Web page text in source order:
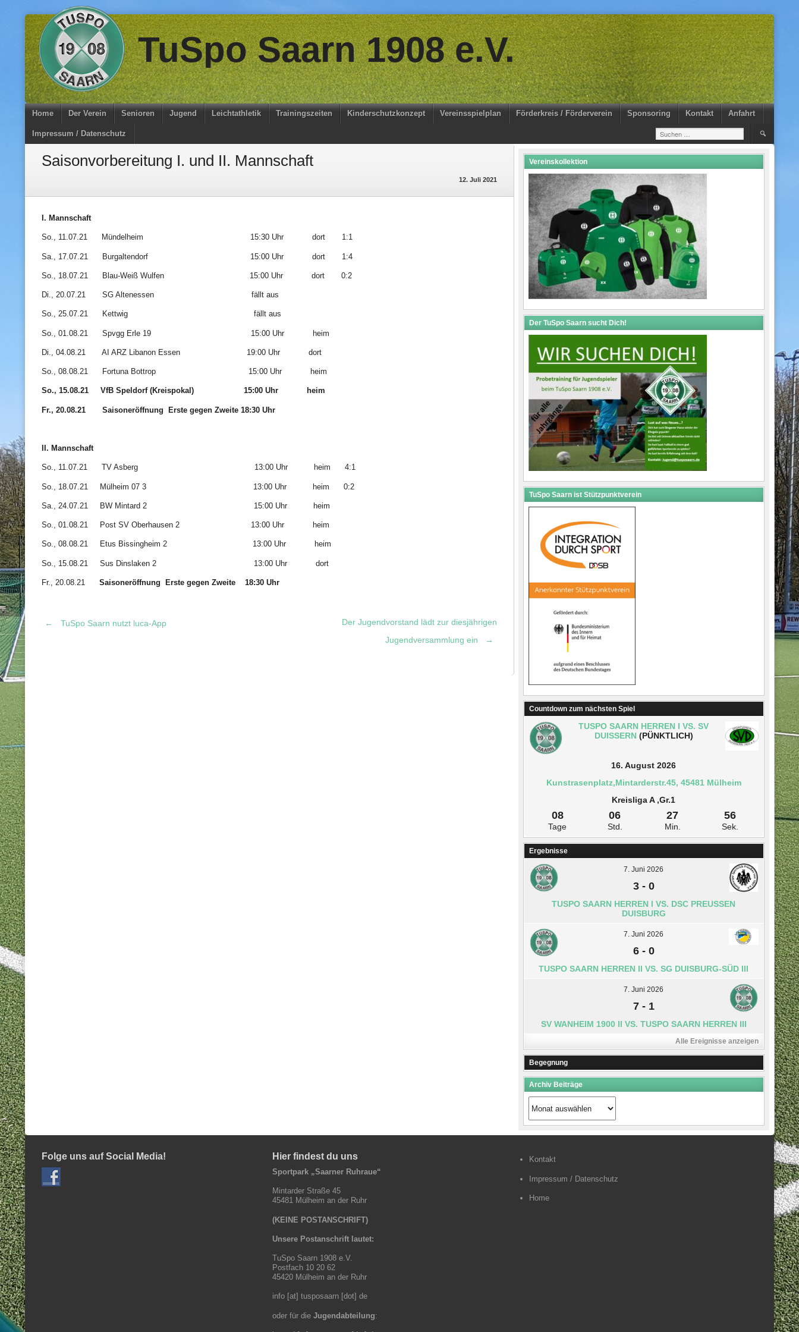
Skip
to
content
TuSpo Saarn 1908 e.V.
Home Der Verein Senioren Jugend Leichtathletik Trainingszeiten Kinderschutzkonzept Vereinsspielplan Förderkreis / Förderverein Sponsoring Kontakt Anfahrt
Impressum / Datenschutz
Suchen
Saisonvorbereitung I. und II. Mannschaft
12. Juli 2021
I. Mannschaft
So., 11.07.21 Mündelheim 15:30 Uhr dort 1:1
Sa., 17.07.21 Burgaltendorf 15:00 Uhr dort 1:4
So., 18.07.21 Blau-Weiß Wulfen 15:00 Uhr dort 0:2
Di., 20.07.21 SG Altenessen fällt aus
So., 25.07.21 Kettwig fällt aus
So., 01.08.21 Spvgg Erle 19 15:00 Uhr heim
Di., 04.08.21 AI ARZ Libanon Essen 19:00 Uhr dort
So., 08.08.21 Fortuna Bottrop 15:00 Uhr heim
So., 15.08.21 VfB Speldorf (Kreispokal) 15:00 Uhr heim
Fr., 20.08.21 Saisoneröffnung Erste gegen Zweite 18:30 Uhr
II. Mannschaft
So., 11.07.21 TV Asberg 13:00 Uhr heim 4:1
So., 18.07.21 Mülheim 07 3 13:00 Uhr heim 0:2
Sa., 24.07.21 BW Mintard 2 15:00 Uhr heim
So., 01.08.21 Post SV Oberhausen 2 13:00 Uhr heim
So., 08.08.21 Etus Bissingheim 2 13:00 Uhr heim
So., 15.08.21 Sus Dinslaken 2 13:00 Uhr dort
Fr., 20.08.21 Saisoneröffnung Erste gegen Zweite 18:30 Uhr
Post
← TuSpo Saarn nutzt luca-App
Der Jugendvorstand lädt zur diesjährigen
Jugendversammlung ein
→
Vereinskollektion
Der TuSpo Saarn sucht Dich!
TuSpo Saarn ist Stützpunktverein
Countdown zum nächsten Spiel
TUSPO SAARN HERREN I VS. SV
DUISSERN(PÜNKTLICH)
16. August 2026
Kunstrasenplatz,Mintarderstr.45, 45481 Mülheim
Kreisliga A ,Gr.1
08
Tage
06
Std.
27
Min.
55
Sek.
Ergebnisse
7. Juni 2026
3- 0
TUSPO SAARN HERREN I VS. DSC PREUSSEN D
UISBURG
7. Juni 2026
6- 0
TUSPO SAARN HERREN II VS. SG DUISBURG-SÜD III
7. Juni 2026
7- 1
SV WANHEIM 1900 II VS. TUSPO SAARN HERREN III
Alle Ereignisse anzeigen
Begegnung
Archiv Beiträge
Archiv
Beiträge
Folge uns auf Social Media! Hier findest du uns
Sportpark „Saarner Ruhraue“
Mintarder Straße 45
45481 Mülheim an der Ruhr
(KEINE POSTANSCHRIFT)
Unsere Postanschrift lautet:
TuSpo Saarn 1908 e.V.
Postfach 10 20 62
45420 Mülheim an der Ruhr
info [at] tusposaarn [dot] de
oder für die Jugendabteilung:
Kontakt
Impressum / Datenschutz
Home